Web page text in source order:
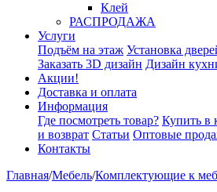
Клей
РАСПРОДАЖА
Услуги
Подъём на этаж Установка
Заказать 3D дизайн Дизайн
Акции!
Доставка и оплата
Информация
Где посмотреть товар? Купить в
и возврат Статьи Оптовые
Контакты
Главная/Мебель/Комплектующие к